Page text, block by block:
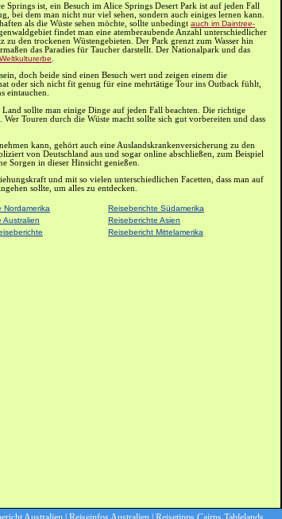
Springs ist, ein Besuch im Alice Springs Desert Park ist auf jeden Fall
bei dem man nicht nur viel sehen, sondern auch einiges lernen kann.
als die Wüste sehen möchte, sollte unbedingt auch im Daintree-
findet man eine atemberaubende Anzahl unterschiedlicher
den trockenen Wüstengebieten. Der Park grenzt zum Wasser hin
das Paradies für Taucher darstellt. Der Nationalpark und das
doch beide sind einen Besuch wert und zeigen einem die
oder sich nicht fit genug für eine mehrtätige Tour ins Outback fühlt,
eintauchen.
Land sollte man einige Dinge auf jeden Fall beachten. Die richtige
Touren durch die Wüste macht sollte sich gut vorbereiten und dass
kann, gehört auch eine Auslandskrankenversicherung zu den
von Deutschland aus und sogar online abschließen, zum Beispiel
Sorgen in dieser Hinsicht genießen.
und mit so vielen unterschiedlichen Facetten, dass man auf
sollte, um alles zu entdecken.
Nordamerika
Reiseberichte Südamerika
Australien
Reiseberichte Asien
Reisebericht Mittelamerika